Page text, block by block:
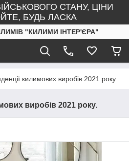
СТАНУ, ЦІНИ
БУДЬ ЛАСКА
"КИЛИМИ ІНТЕР'ЄРА"
килимових виробів 2021 року.
виробів 2021 року.